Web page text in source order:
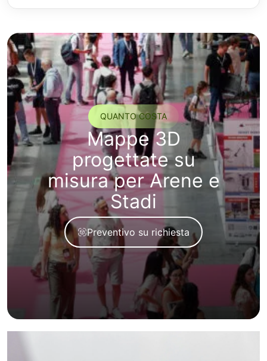
QUANTO COSTA
Mappe 3D
progettate su
misura per Arene e
Stadi
Preventivo su richiesta